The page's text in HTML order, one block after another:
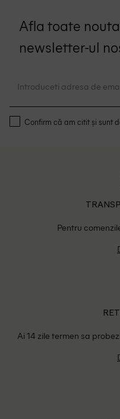
Afla toate
newsletter-ul
Confirm că am citit și sunt
Pentru
Ai 14 zile termen sa